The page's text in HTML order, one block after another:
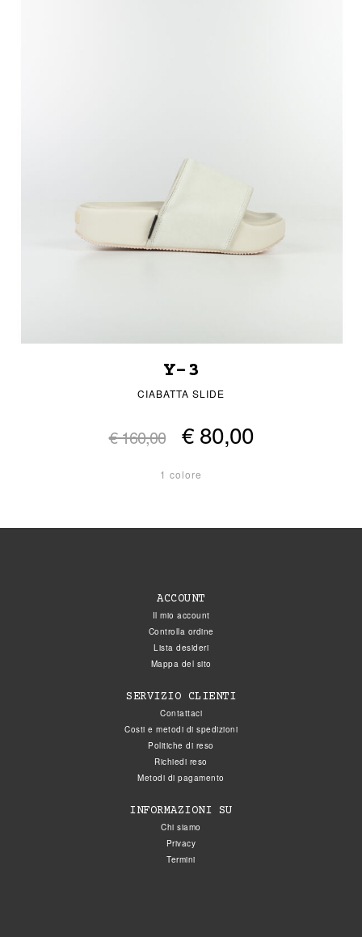
Y-3
CIABATTA SLIDE
€ 160,00 € 80,00
1 colore
ACCOUNT
Il mio account
Controlla ordine
Lista desideri
Mappa del sito
SERVIZIO CLIENTI
Contattaci
Costi e metodi di spedizioni
Politiche di reso
Richiedi reso
Metodi di pagamento
INFORMAZIONI SU
Chi siamo
Privacy
Termini